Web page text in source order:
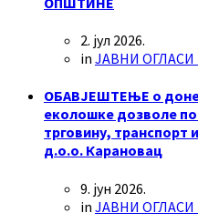
2. јул 2026.
in ЈАВНИ
ОБАВЈЕШТЕЊЕ о
еколошке дозволе
трговину, транспорт и
д.о.о. Карановац
9. јун 2026.
in ЈАВНИ